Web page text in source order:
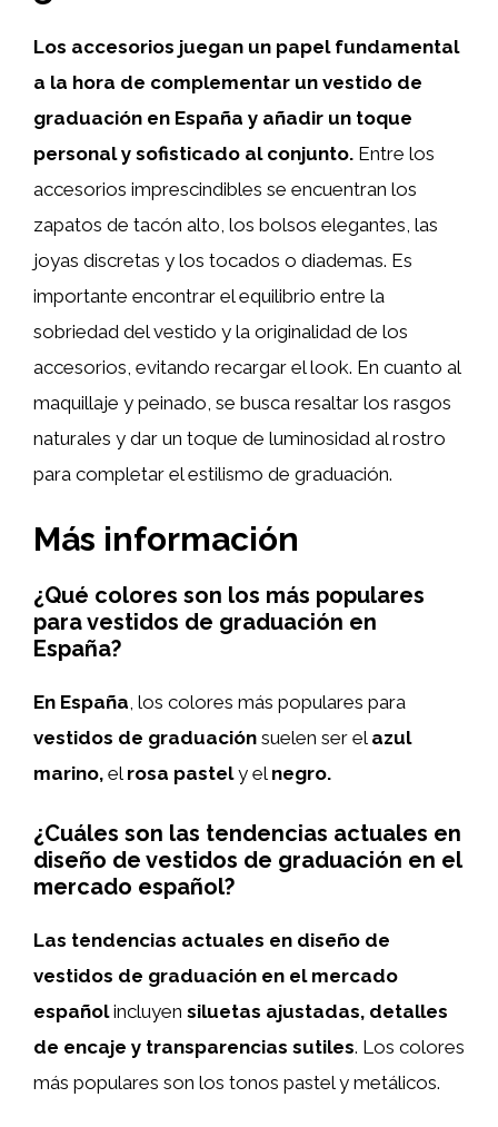
Los accesorios juegan un papel fundamental
a la hora de complementar un vestido de
graduación en España y añadir un toque
personal y sofisticado al conjunto. Entre los
accesorios imprescindibles se encuentran los
zapatos de tacón alto, los bolsos elegantes, las
joyas discretas y los tocados o diademas. Es
importante encontrar el equilibrio entre la
sobriedad del vestido y la originalidad de los
accesorios, evitando recargar el look. En cuanto al
maquillaje y peinado, se busca resaltar los rasgos
naturales y dar un toque de luminosidad al rostro
para completar el estilismo de graduación.
Más información
¿Qué colores son los más populares
para vestidos de graduación en
España?
En España, los colores más populares para
vestidos de graduación suelen ser el azul
marino, el rosa pastely el negro.
¿Cuáles son las tendencias actuales en
diseño de vestidos de graduación en el
mercado español?
Las tendencias actuales en diseño de
vestidos de graduación en el mercado
españolincluyen siluetas ajustadas, detalles
de encaje y transparencias sutiles. Los colores
más populares son los tonos pastel y metálicos.